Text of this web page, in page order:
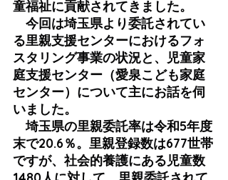
童福祉に貢献されてきました。
今回は埼玉県より委託されてい
る里親支援センターにおけるフォ
スタリング事業の状況と、児童家
庭支援センター（愛泉こども家庭
センター）について主にお話を伺
いました。
埼玉県の里親委託率は令和5年度
末で20.6％。里親登録数は677世帯
ですが、社会的養護にある児童数